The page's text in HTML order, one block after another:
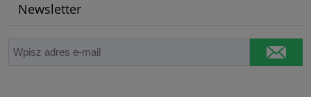
Newsletter